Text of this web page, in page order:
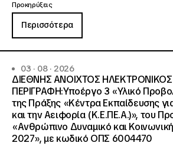
Προκηρύξεις
Περισσότερα
03 · 08 · 2026
ΔΙΕΘΝΗΣ ΑΝΟΙΧΤΟΣ
ΠΕΡΙΓΡΑΦΗ:Υποέργο 3 «Υλικό
της Πράξης «Κέντρα Εκπαίδευσης
και την Αειφορία (Κ.Ε.ΠΕ.Α.)», του
«Ανθρώπινο Δυναμικό και
2027», με κωδικό ΟΠΣ 6004470